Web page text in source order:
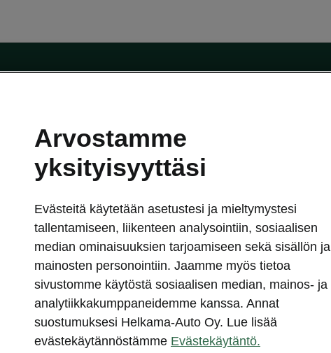
Škoda-mallit Käyttöohjeet Škoda Shop
Škoda verkossa
Yksityisleasing
Vakuutus
4×4 -mallit
katumaasturimallit
Avustinjärjestelmät
Sähköautot ja hybridit
Sähköautot ja hybridit
Ladattavat hybridit
Vinkkejä sähköautoiluun
Ajoakku ja turvallisuus
Ohjelmiston päivitys
Arvostamme
yksityisyyttäsi
Evästeitä käytetään asetustesi ja mieltymystesi
tallentamiseen, liikenteen analysointiin, sosiaalisen
median ominaisuuksien tarjoamiseen sekä sisällön ja
mainosten personointiin. Jaamme myös tietoa
sivustomme käytöstä sosiaalisen median, mainos- ja
analytiikkakumppaneidemme kanssa. Annat
suostumuksesi Helkama-Auto Oy. Lue lisää
evästekäytännöstämme Evästekäytäntö.